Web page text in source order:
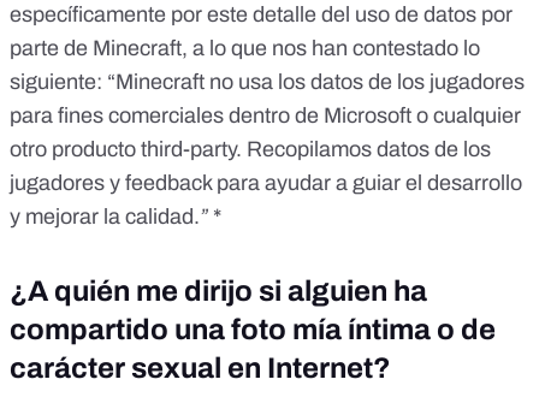
específicamente por este detalle del uso de datos por
parte de Minecraft, a lo que nos han contestado lo
siguiente: “Minecraft no usa los datos de los jugadores
para fines comerciales dentro de Microsoft o cualquier
otro producto third-party. Recopilamos datos de los
jugadores y feedback para ayudar a guiar el desarrollo
y mejorar la calidad.” *
¿A quién me dirijo si alguien ha
compartido una foto mía íntima o de
carácter sexual en Internet?